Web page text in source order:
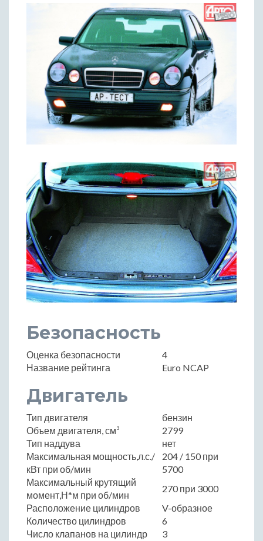
Безопасность
Оценка безопасности
4
Название рейтинга
Euro NCAP
Двигатель
Тип двигателя
бензин
Объем двигателя, см³
2799
Тип наддува
нет
Максимальная мощность,л.с./
кВт при об/мин
204 / 150 при
5700
Максимальный крутящий
момент,Н*м при об/мин
270 при 3000
Расположение цилиндров
V-образное
Количество цилиндров
6
Число клапанов на цилиндр
3